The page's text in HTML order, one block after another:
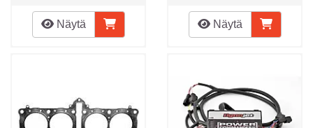
Näytä Näytä